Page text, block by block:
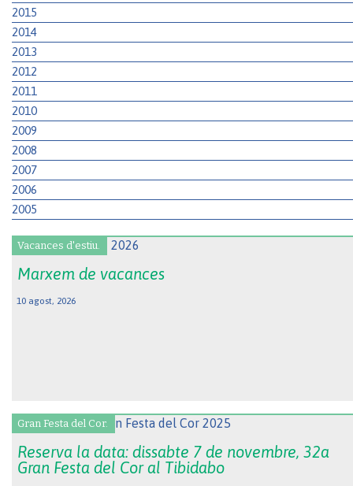
2015
2014
2013
2012
2011
2010
2009
2008
2007
2006
2005
Vacances d'estiu.
Marxem de vacances
10 agost, 2026
Gran Festa del Cor.
Reserva la data: dissabte 7 de novembre, 32a
Gran Festa del Cor al Tibidabo